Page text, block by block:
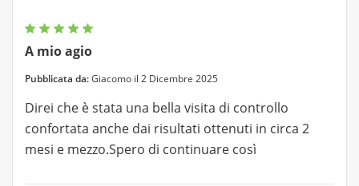
A mio agio
Pubblicata da:Giacomo il 2 Dicembre 2025
Direi che è stata una bella visita di controllo
confortata anche dai risultati ottenuti in circa 2
mesi e mezzo.Spero di continuare così